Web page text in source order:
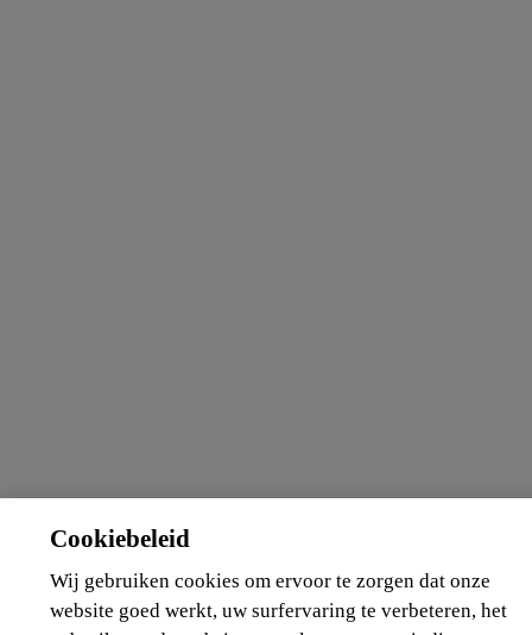
Cookiebeleid
Wij gebruiken cookies om ervoor te zorgen dat onze
website goed werkt, uw surfervaring te verbeteren, het